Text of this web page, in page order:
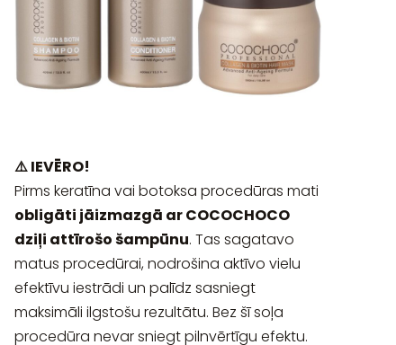
⚠️ IEVĒRO!
Pirms keratīna vai botoksa procedūras mati
obligāti jāizmazgā ar COCOCHOCO
dziļi attīrošo šampūnu. Tas sagatavo
matus procedūrai, nodrošina aktīvo vielu
efektīvu iestrādi un palīdz sasniegt
maksimāli ilgstošu rezultātu. Bez šī soļa
procedūra nevar sniegt pilnvērtīgu efektu.